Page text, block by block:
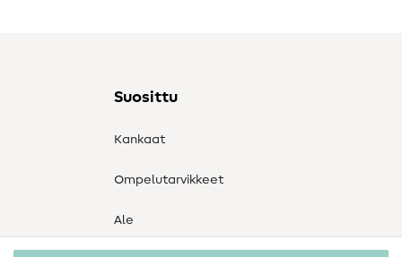
Suosittu
Kankaat
Ompelutarvikkeet
Ale